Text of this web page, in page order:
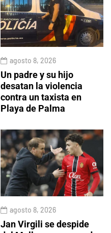
agosto 8, 2026
Un padre y su hijo
desatan la violencia
contra un taxista en
Playa de Palma
agosto 8, 2026
Jan Virgili se despide